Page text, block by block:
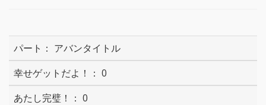
アバンタイトル
0
0